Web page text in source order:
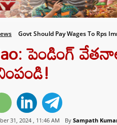
Govt Should Pay Wages To Rps
పెండింగ్
31, 2024 , 11:46 AM By Sampath